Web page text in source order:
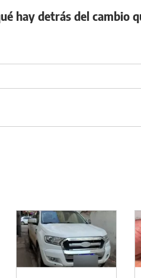
hay detrás del cambio